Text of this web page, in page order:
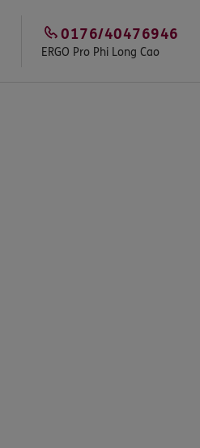
ERGO Pro Phi Long Cao
0176/40476946